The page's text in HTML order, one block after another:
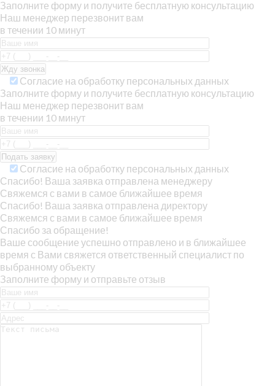
Заполните форму и получите бесплатную консультацию
Наш менеджер перезвонит вам
в течении 10 минут
Согласие на обработку персональных данных
Заполните форму и получите бесплатную консультацию
Наш менеджер перезвонит вам
в течении 10 минут
Согласие на обработку персональных данных
Спасибо! Ваша заявка отправлена менеджеру
Свяжемся с вами в самое ближайшее время
Спасибо! Ваша заявка отправлена директору
Свяжемся с вами в самое ближайшее время
Спасибо за обращение!
Ваше сообщение успешно отправлено и в ближайшее
время с Вами свяжется ответственный специалист по
выбранному объекту
Заполните форму и отправьте отзыв